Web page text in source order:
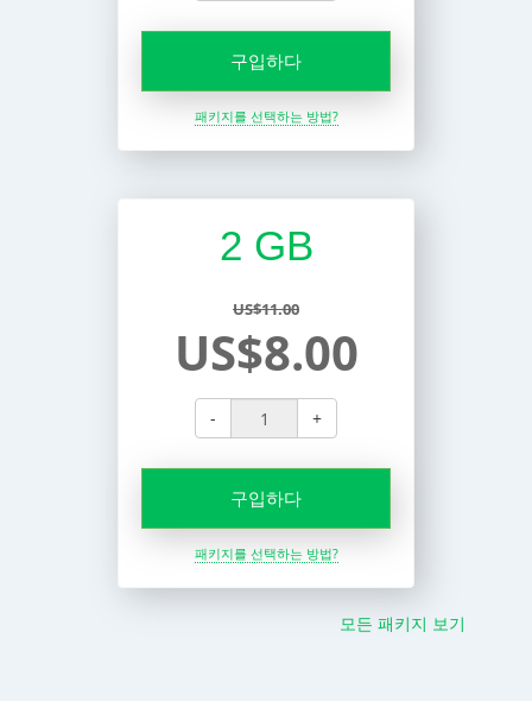
구입하다
패키지를 선택하는 방법?
2 GB
US$11.00
US$8.00
- +
구입하다
패키지를 선택하는 방법?
모든 패키지 보기